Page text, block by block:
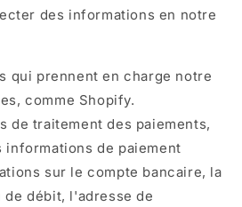
des informations en notre
qui prennent en charge notre
comme Shopify.
de traitement des paiements,
de paiement
sur le compte bancaire, la
débit, l'adresse de